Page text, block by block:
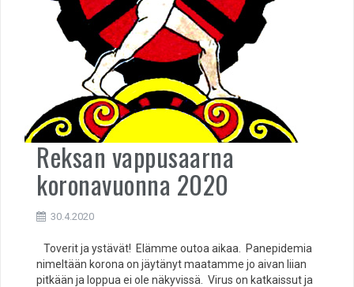
Reksan vappusaarna
koronavuonna 2020
30.4.2020
Toverit ja ystävät! Elämme outoa aikaa. Panepidemia
nimeltään korona on jäytänyt maatamme jo aivan liian
pitkään ja loppua ei ole näkyvissä. Virus on katkaissut ja